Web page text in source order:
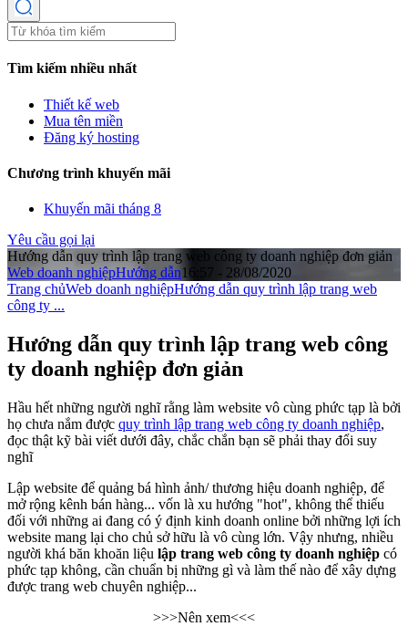
Tìm kiếm nhiều nhất
Thiết kế web
Mua tên miền
Đăng ký hosting
Chương trình khuyến mãi
Khuyến mãi tháng 8
Yêu cầu gọi lại
Hướng dẫn quy trình lập trang web công ty doanh nghiệp đơn giản
Web doanh nghiệpHướng dẫn16:57 - 28/08/2020
Trang chủWeb doanh nghiệpHướng dẫn quy trình lập trang web
công ty ...
Hướng dẫn quy trình lập trang web công
ty doanh nghiệp đơn giản
Hầu hết những người nghĩ rằng làm website vô cùng phức tạp là bởi
họ chưa nắm được quy trình lập trang web công ty doanh nghiệp,
đọc thật kỹ bài viết dưới đây, chắc chắn bạn sẽ phải thay đổi suy
nghĩ
Lập website để quảng bá hình ảnh/ thương hiệu doanh nghiệp, để
mở rộng kênh bán hàng... vốn là xu hướng "hot", không thể thiếu
đối với những ai đang có ý định kinh doanh online bởi những lợi ích
website mang lại cho chủ sở hữu là vô cùng lớn. Vậy nhưng, nhiều
người khá băn khoăn liệu lập trang web công ty doanh nghiệp có
phức tạp không, cần chuẩn bị những gì và làm thế nào để xây dựng
được trang web chuyên nghiệp...
>>>Nên xem<<<